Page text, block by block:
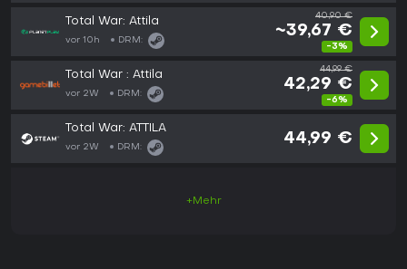
Total War: Attila
vor 10h DRM:
40,90 €
~39,67 €
-3%
Total War : Attila
vor 2W DRM:
44,99 €
42,29 €
-6%
Total War: ATTILA
vor 2W DRM:
44,99 €
+Mehr